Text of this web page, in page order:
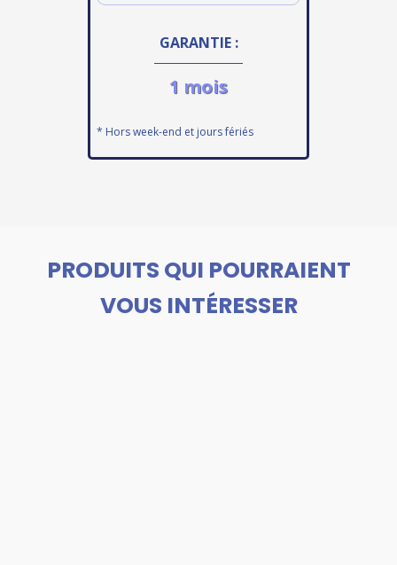
GARANTIE :
1 mois
* Hors week-end et jours fériés
PRODUITS QUI POURRAIENT
VOUS INTÉRESSER